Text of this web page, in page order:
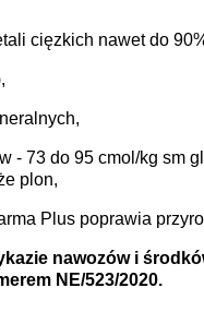
cięzkich nawet do
- 73 do 95 cmol/kg sm
plon,
Plus poprawia
nawozów i
NE/523/2020.